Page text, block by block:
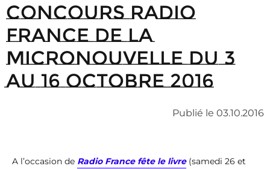
Concours Radio
France de la
micronouvelle du 3
au 16 octobre 2016
Publié le 03.10.2016
A l’occasion de Radio France fête le livre(samedi 26 et